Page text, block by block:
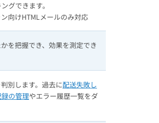
グできます。
向けHTMLメールのみ対応
を把握でき、効果を測定でき
別します。過去に配送失敗し
の管理やエラー履歴一覧をダ